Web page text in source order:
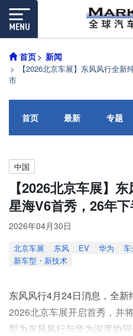
首页 新闻
【2026北京车展】东风风行全
市
首页 最新 专题
中国
【2026北京车展】
星海V6首秀，26年
2026年04月30日
北京车展 东风 EV 华为
新车型・新技术
东风风行4月24日消息，全
2026北京车展开启首秀，并
型为东风风行与华为深度协同